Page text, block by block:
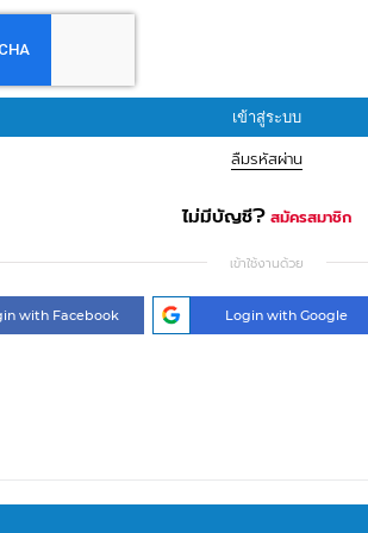
เข้าสู่ระบบ
ลืมรหัสผ่าน
ไม่มีบัญชี? สมัครสมาชิก
เข้าใช้งานด้วย
with Facebook Login with Google